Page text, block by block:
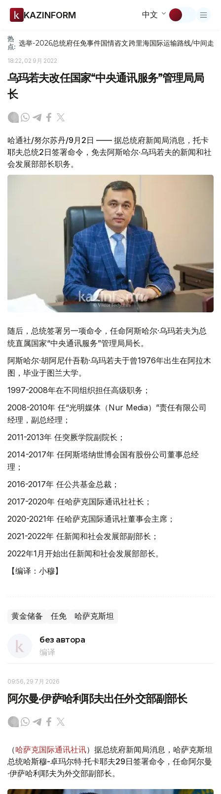
KAZINFORM 中文
热
点: 选举-2026总统府任免事件国情咨文跨里海国际运输路线/中间走廊
18:22, 02 9月 2022
乌玛若夫改任国家“中央通讯服务”管理局局
长
哈通社/努尔苏丹/9月2日 —— 据总统府新闻局消息，托卡
耶夫总统2日签署命令，免去阿斯哈尔·乌玛若夫的新闻和社
会发展部部长职务。
随后，总统签署另一项命令，任命阿斯哈尔·乌玛若夫为总
统直属国家“中央通讯服务”管理局局长。
阿斯哈尔·胡阿尼什吾勒·乌玛若夫于曾1976年出生在阿拉木
图，毕业于图兰大学。
1997-2008年在不同组织担任高级职务；
2008-2010年 任“光明媒体（Nur Media）”责任有限公司
经理，副总经理；
2011-2013年 任突厥学院副院长；
2014-2017年 任阿斯塔纳世博会国有股份公司董事总经
理；
2016-2017年 任公共基金总裁；
2017-2020年 任哈萨克国际通讯社社长；
2020-2021年 任哈萨克国际通讯社董事会主席；
2021-2022年 任新闻和社会发展部副部长；
2022年1月开始出任新闻和社会发展部部长。
【编译：小穆】
黄金储备 任免 哈萨克斯坦
без автора
编译
09:56, 29 7月 2026
阿尔曼·伊萨哈利耶夫出任外交部副部长
（哈萨克国际通讯社讯）据总统府新闻局消息，哈萨克斯坦
总统哈斯穆-卓玛尔特·托卡耶夫29日签署命令，任命阿尔曼
·伊萨哈利耶夫为外交部副部长。